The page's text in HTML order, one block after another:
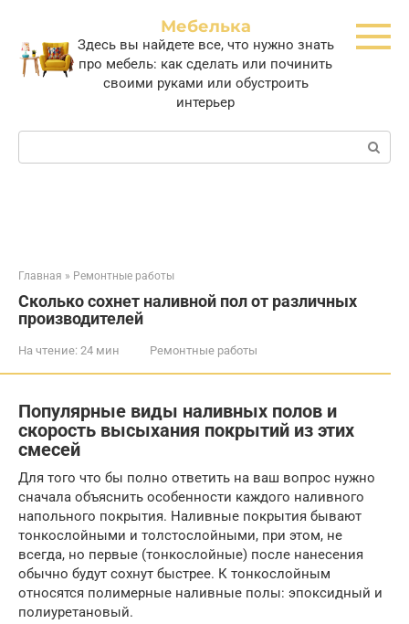
контенту
Мебелька
Здесь вы найдете все, что нужно знать
про мебель: как сделать или починить
своими руками или обустроить
интерьер
Поиск:
Главная » Ремонтные работы
Сколько сохнет наливной пол от различных
производителей
На чтение: 24 мин Ремонтные работы
Популярные виды наливных полов и
скорость высыхания покрытий из этих
смесей
Для того что бы полно ответить на ваш вопрос нужно
сначала объяснить особенности каждого наливного
напольного покрытия. Наливные покрытия бывают
тонкослойными и толстослойными, при этом, не
всегда, но первые (тонкослойные) после нанесения
обычно будут сохнут быстрее. К тонкослойным
относятся полимерные наливные полы: эпоксидный и
полиуретановый.